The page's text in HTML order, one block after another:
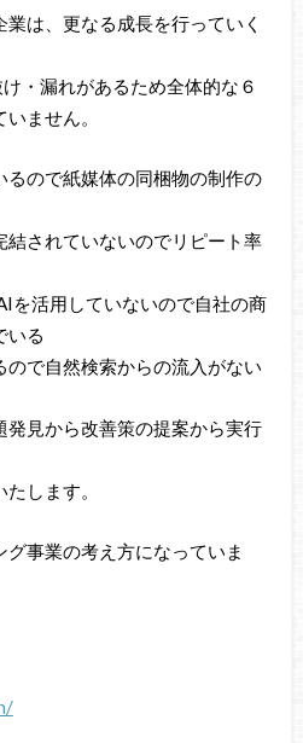
は、更なる成長を行っていく
・漏れがあるため全体的な６
ません。
るので紙媒体の同梱物の制作の
結されていないのでリピート率
を活用していないので自社の商
いる
ので自然検索からの流入がない
発見から改善策の提案から実行
します。
事業の考え方になっていま